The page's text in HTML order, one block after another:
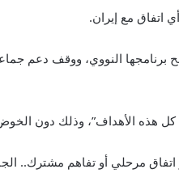
اتفاق مع إيران.
النووي، ووقف دعم
كل هذه الأهداف”، وذلك دون
مرحلي أو تفاهم مشترك..